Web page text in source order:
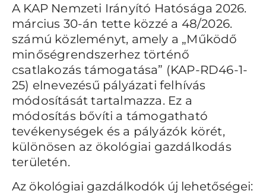
A KAP Nemzeti Irányító Hatósága 2026.
március 30-án tette közzé a 48/2026.
számú közleményt, amely a „Működő
minőségrendszerhez történő
csatlakozás támogatása” (KAP-RD46-1-
25) elnevezésű pályázati felhívás
módosítását tartalmazza. Ez a
módosítás bővíti a támogatható
tevékenységek és a pályázók körét,
különösen az ökológiai gazdálkodás
területén.
Az ökológiai gazdálkodók új lehetőségei: